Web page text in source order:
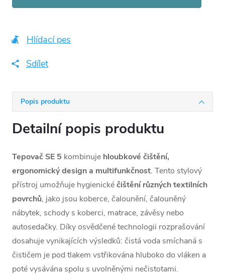
Hlídací pes
Sdílet
Popis produktu
Detailní popis produktu
Tepovač SE 5 kombinuje hloubkové čištění,
ergonomický design a multifunkčnost. Tento stylový
přístroj umožňuje hygienickéčištění různých textilních
povrchů, jako jsou koberce, čalounění, čalouněný
nábytek, schody s koberci, matrace, závěsy nebo
autosedačky. Díky osvědčené technologii rozprašování
dosahuje vynikajících výsledků: čistá voda smíchaná s
čističem je pod tlakem vstřikována hluboko do vláken a
poté vysávána spolu s uvolněnými nečistotami.